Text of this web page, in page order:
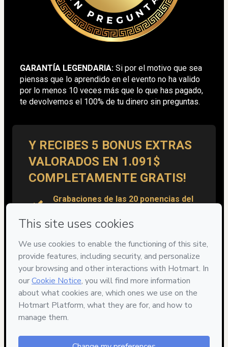
GARANTÍA LEGENDARIA: Si por el motivo que sea
piensas que lo aprendido en el evento no ha valido
por lo menos 10 veces más que lo que has pagado,
te devolvemos el 100% de tu dinero sin preguntas.
Y RECIBES 5 BONUS EXTRAS
VALORADOS EN 1.091$
COMPLETAMENTE GRATIS!
​Grabaciones de las 20 ponencias del
​​Curso "Como hacer Ofertas
Irresistibles Como Afiliado". Precio
500$.
Encuentro presencial con otros
afiliados y Alex Just en tu pais en 2024.
Valor Incalculable
Acceso gratuito a todos los directos
de preparación EXCLUSIVOS de EL